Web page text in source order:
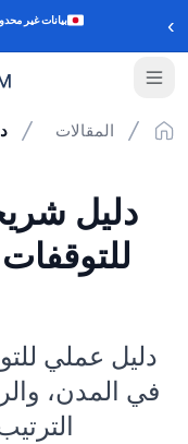
بيانات غير ›
المقالات
دليل عملي
في المدن،